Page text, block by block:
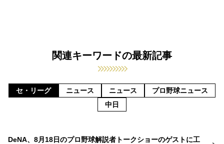
関連キーワードの最新記事
セ・リーグ ニュース ニュース
プロ野球ニュース
中日
DeNA、8月18日のプロ野球解説者トークショーのゲストに工